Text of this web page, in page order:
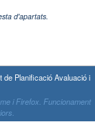
d'apartats.
de Planificació Avaluació i
i Firefox. Funcionament